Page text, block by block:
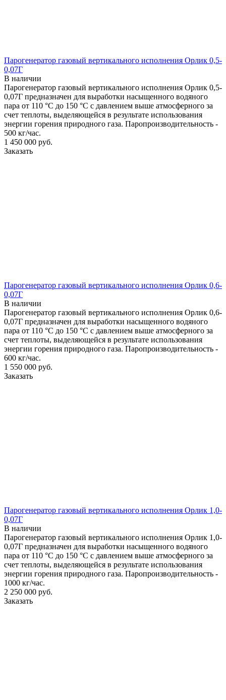
Парогенератор газовый вертикального исполнения Орлик 0,5-
0,07Г
В наличии
Парогенератор газовый вертикального исполнения Орлик 0,5-
0,07Г предназначен для выработки насыщенного водяного
пара от 110 °С до 150 °С с давлением выше атмосферного за
счет теплоты, выделяющейся в результате использования
энергии горения природного газа. Паропроизводительность -
500 кг/час.
1 450 000 руб.
Заказать
Парогенератор газовый вертикального исполнения Орлик 0,6-
0,07Г
В наличии
Парогенератор газовый вертикального исполнения Орлик 0,6-
0,07Г предназначен для выработки насыщенного водяного
пара от 110 °С до 150 °С с давлением выше атмосферного за
счет теплоты, выделяющейся в результате использования
энергии горения природного газа. Паропроизводительность -
600 кг/час.
1 550 000 руб.
Заказать
Парогенератор газовый вертикального исполнения Орлик 1,0-
0,07Г
В наличии
Парогенератор газовый вертикального исполнения Орлик 1,0-
0,07Г предназначен для выработки насыщенного водяного
пара от 110 °С до 150 °С с давлением выше атмосферного за
счет теплоты, выделяющейся в результате использования
энергии горения природного газа. Паропроизводительность -
1000 кг/час.
2 250 000 руб.
Заказать